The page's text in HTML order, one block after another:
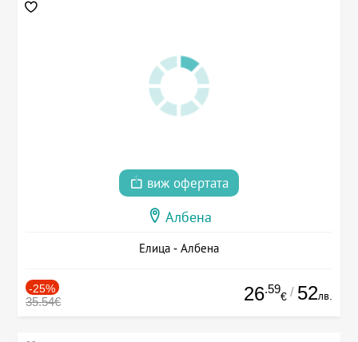
виж офертата
Албена
Елица - Албена
-25%
35.54€ 26.59
€ / 52лв.